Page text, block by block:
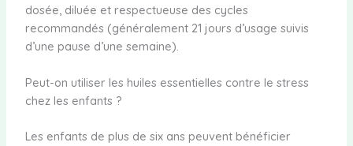
dosée, diluée et respectueuse des cycles
recommandés (généralement 21 jours d’usage suivis
d’une pause d’une semaine).
Peut-on utiliser les huiles essentielles contre le stress
chez les enfants ?
Les enfants de plus de six ans peuvent bénéficier